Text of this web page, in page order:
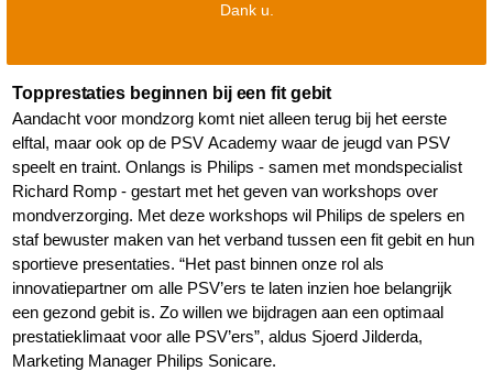
Dank u.
Topprestaties beginnen bij een fit gebit
Aandacht voor mondzorg komt niet alleen terug bij het eerste
elftal, maar ook op de PSV Academy waar de jeugd van PSV
speelt en traint. Onlangs is Philips - samen met mondspecialist
Richard Romp - gestart met het geven van workshops over
mondverzorging. Met deze workshops wil Philips de spelers en
staf bewuster maken van het verband tussen een fit gebit en hun
sportieve presentaties. “Het past binnen onze rol als
innovatiepartner om alle PSV’ers te laten inzien hoe belangrijk
een gezond gebit is. Zo willen we bijdragen aan een optimaal
prestatieklimaat voor alle PSV’ers”, aldus Sjoerd Jilderda,
Marketing Manager Philips Sonicare.